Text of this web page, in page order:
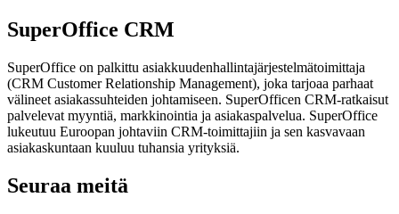
SuperOffice CRM
SuperOffice on palkittu asiakkuudenhallintajärjestelmätoimittaja
(CRM Customer Relationship Management), joka tarjoaa parhaat
välineet asiakassuhteiden johtamiseen. SuperOfficen CRM-ratkaisut
palvelevat myyntiä, markkinointia ja asiakaspalvelua. SuperOffice
lukeutuu Euroopan johtaviin CRM-toimittajiin ja sen kasvavaan
asiakaskuntaan kuuluu tuhansia yrityksiä.
Seuraa meitä